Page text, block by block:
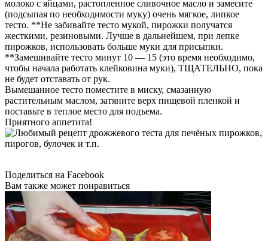
молоко с яйцами, растопленное сливочное масло и замесите
(подсыпая по необходимости муку) очень мягкое, липкое
тесто. **Не забивайте тесто мукой, пирожки получатся
жесткими, резиновыми. Лучше в дальнейшем, при лепке
пирожков, использовать больше муки для присыпки.
**Замешивайте тесто минут 10 — 15 (это время необходимо,
чтобы начала работать клейковина муки), ТЩАТЕЛЬНО, пока
не будет отставать от рук.
Вымешанное тесто поместите в миску, смазанную
растительным маслом, затяните верх пищевой пленкой и
поставьте в теплое место для подъема.
Приятного аппетита!
Поделиться на Facebook
Вам также может понравиться